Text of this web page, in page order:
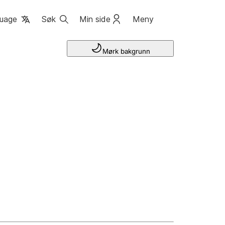
Søk Min side Meny
Mørk bakgrunn